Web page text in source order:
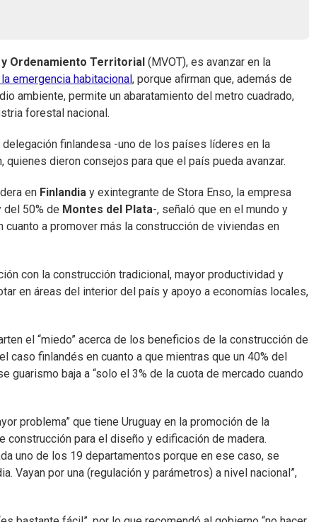
Ordenamiento Territorial (MVOT), es avanzar en la
emergencia habitacional , porque afirman que, además de
ambiente, permite un abaratamiento del metro cuadrado,
forestal nacional.
finlandesa -uno de los países líderes en la
dieron consejos para que el país pueda avanzar.
en Finlandia y exintegrante de Stora Enso, la empresa
del 50% de Montes del Plata-, señaló que en el mundo y
cuanto a promover más la construcción de viviendas en
con la construcción tradicional, mayor productividad y
en áreas del interior del país y apoyo a economías locales,
el “miedo” acerca de los beneficios de la construcción de
finlandés en cuanto a que mientras que un 40% del
baja a “solo el 3% de la cuota de mercado cuando
problema” que tiene Uruguay en la promoción de la
construcción para el diseño y edificación de madera.
uno de los 19 departamentos porque en ese caso, se
Vayan por una (regulación y parámetros) a nivel nacional”,